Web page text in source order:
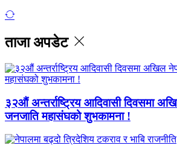
ताजा अपडेट
३२औं अन्तर्राष्ट्रिय आदिवासी दिवसमा
जनजाति महासंघको शुभकामना !